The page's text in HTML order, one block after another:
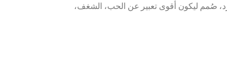
صُمم ليكون أقوى تعبير عن الحب، الشغف،